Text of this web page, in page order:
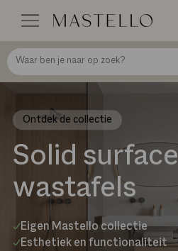
inhoud
Ontdek de collectie
Solid surface
wastafels
Eigen Mastello collectie
Esthetiek en functionaliteit